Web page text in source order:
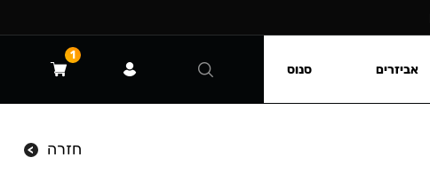
חזרה
אביזרים סנוס
1